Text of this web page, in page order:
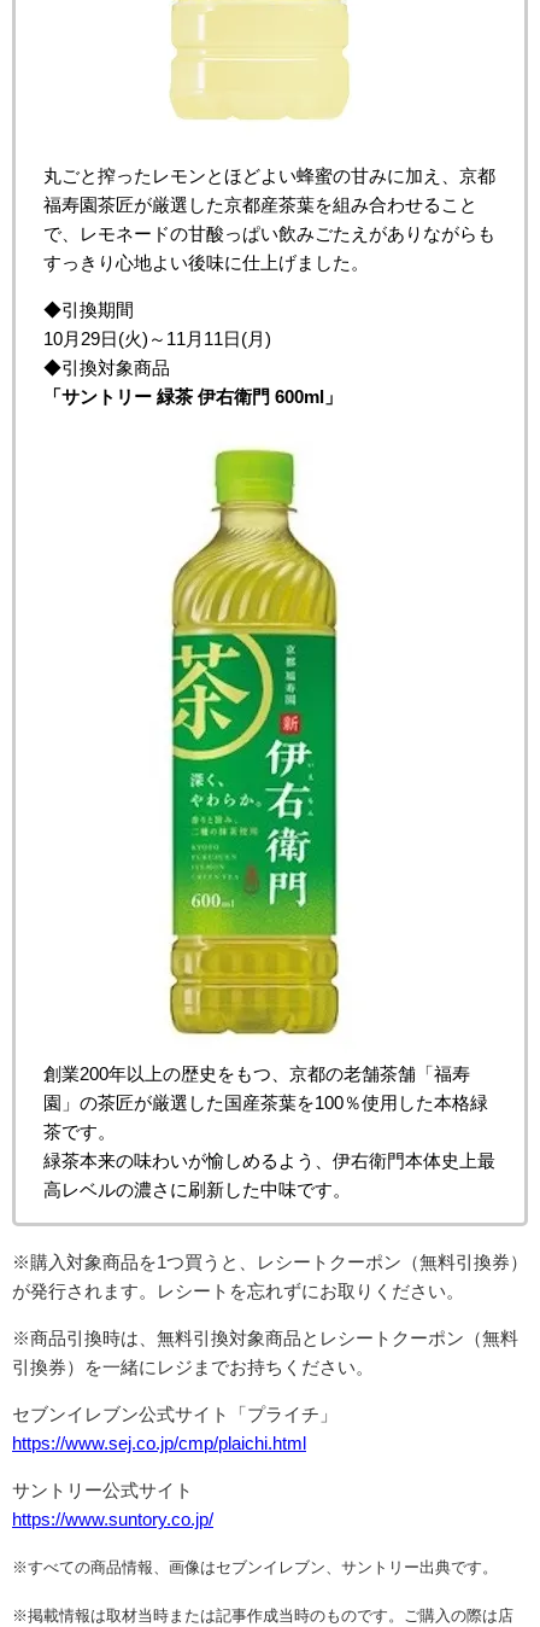
丸ごと搾ったレモンとほどよい蜂蜜の甘みに加え、京都
福寿園茶匠が厳選した京都産茶葉を組み合わせること
で、レモネードの甘酸っぱい飲みごたえがありながらも
すっきり心地よい後味に仕上げました。
◆引換期間
10月29日(火)～11月11日(月)
◆引換対象商品
「 サントリー 緑茶 伊右衛門 600ml 」
創業200年以上の歴史をもつ、京都の老舗茶舗「福寿
園」の茶匠が厳選した国産茶葉を100％使用した本格緑
茶です。
緑茶本来の味わいが愉しめるよう、伊右衛門本体史上最
高レベルの濃さに刷新した中味です。
※購入対象商品を1つ買うと、レシートクーポン（無料引換券）
が発行されます。レシートを忘れずにお取りください。
※商品引換時は、無料引換対象商品とレシートクーポン（無料
引換券）を一緒にレジまでお持ちください。
セブンイレブン公式サイト「プライチ」
https://www.sej.co.jp/cmp/plaichi.html
サントリー公式サイト
https://www.suntory.co.jp/
※すべての商品情報、画像はセブンイレブン、サントリー出典です。
※掲載情報は取材当時または記事作成当時のものです。ご購入の際は店